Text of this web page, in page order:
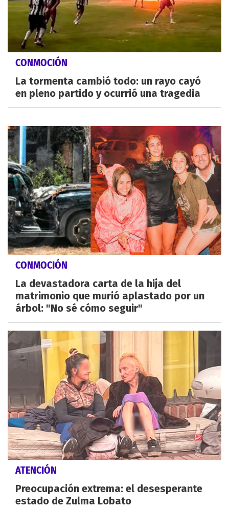
CONMOCIÓN
La tormenta cambió todo: un rayo cayó
en pleno partido y ocurrió una tragedia
CONMOCIÓN
La devastadora carta de la hija del
matrimonio que murió aplastado por un
árbol: "No sé cómo seguir"
ATENCIÓN
Preocupación extrema: el desesperante
estado de Zulma Lobato